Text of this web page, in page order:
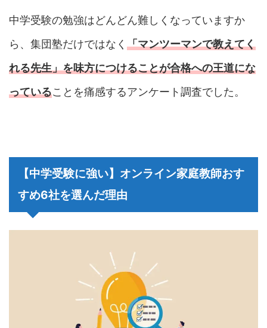
中学受験の勉強はどんどん難しくなっていますか
ら、集団塾だけではなく 「マンツーマンで教えてく
れる先生」を味方につけることが合格への王道にな
っていることを痛感するアンケート調査でした。
【中学受験に強い】オンライン家庭教師おす
すめ6社を選んだ理由